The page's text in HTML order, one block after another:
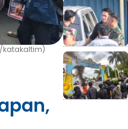
katakaltim)